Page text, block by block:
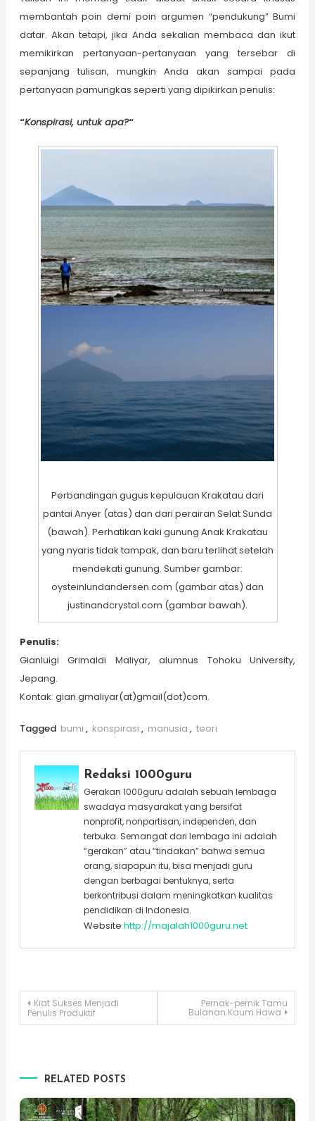
membantah poin demi poin argumen “pendukung” Bumi
datar. Akan tetapi, jika Anda sekalian membaca dan ikut
memikirkan pertanyaan-pertanyaan yang tersebar di
sepanjang tulisan, mungkin Anda akan sampai pada
pertanyaan pamungkas seperti yang dipikirkan penulis:
“Konspirasi, untuk apa?“
Perbandingan gugus kepulauan Krakatau dari
pantai Anyer (atas) dan dari perairan Selat Sunda
(bawah). Perhatikan kaki gunung Anak Krakatau
yang nyaris tidak tampak, dan baru terlihat setelah
mendekati gunung. Sumber gambar:
oysteinlundandersen.com (gambar atas) dan
justinandcrystal.com (gambar bawah).
Penulis:
Gianluigi Grimaldi Maliyar, alumnus Tohoku University,
Jepang.
Kontak: gian.gmaliyar(at)gmail(dot)com.
Tagged bumi , konspirasi , manusia , teori
Redaksi 1000guru
Gerakan 1000guru adalah sebuah lembaga
swadaya masyarakat yang bersifat
nonprofit, nonpartisan, independen, dan
terbuka. Semangat dari lembaga ini adalah
“gerakan” atau “tindakan” bahwa semua
orang, siapapun itu, bisa menjadi guru
dengan berbagai bentuknya, serta
berkontribusi dalam meningkatkan kualitas
pendidikan di Indonesia.
Website http://majalah1000guru.net
Post
Kiat Sukses Menjadi
Penulis Produktif
Pernak-pernik Tamu
Bulanan Kaum Hawa
RELATED POSTS